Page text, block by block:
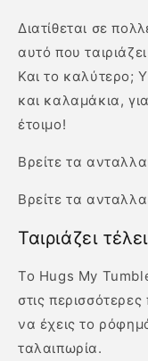
Διατίθεται σε
αυτό που
Και το καλύτερο;
και καλαμάκια,
έτοιμο!
Βρείτε τα
Βρείτε τα
Ταιριάζει
Το Hugs My
στις
να έχεις το
ταλαιπωρία.